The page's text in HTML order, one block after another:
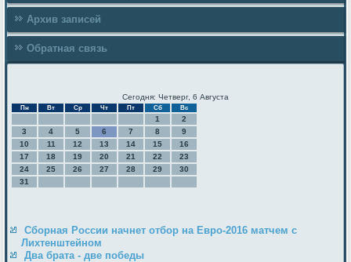
Архив записей
Обратная связь
Сегодня: Четверг, 6 Августа
Пн Вт Ср Чт Пт Сб Вс
1
2
3
4 5 6 7 8
9
10
11 12 13 14 15
16
17
18 19 20 21 22
23
24
25 26 27 28 29
30
31
Сборная России начнет отбор на Евро-2016 матчем с
Лихтенштейном
Два брата - две победы